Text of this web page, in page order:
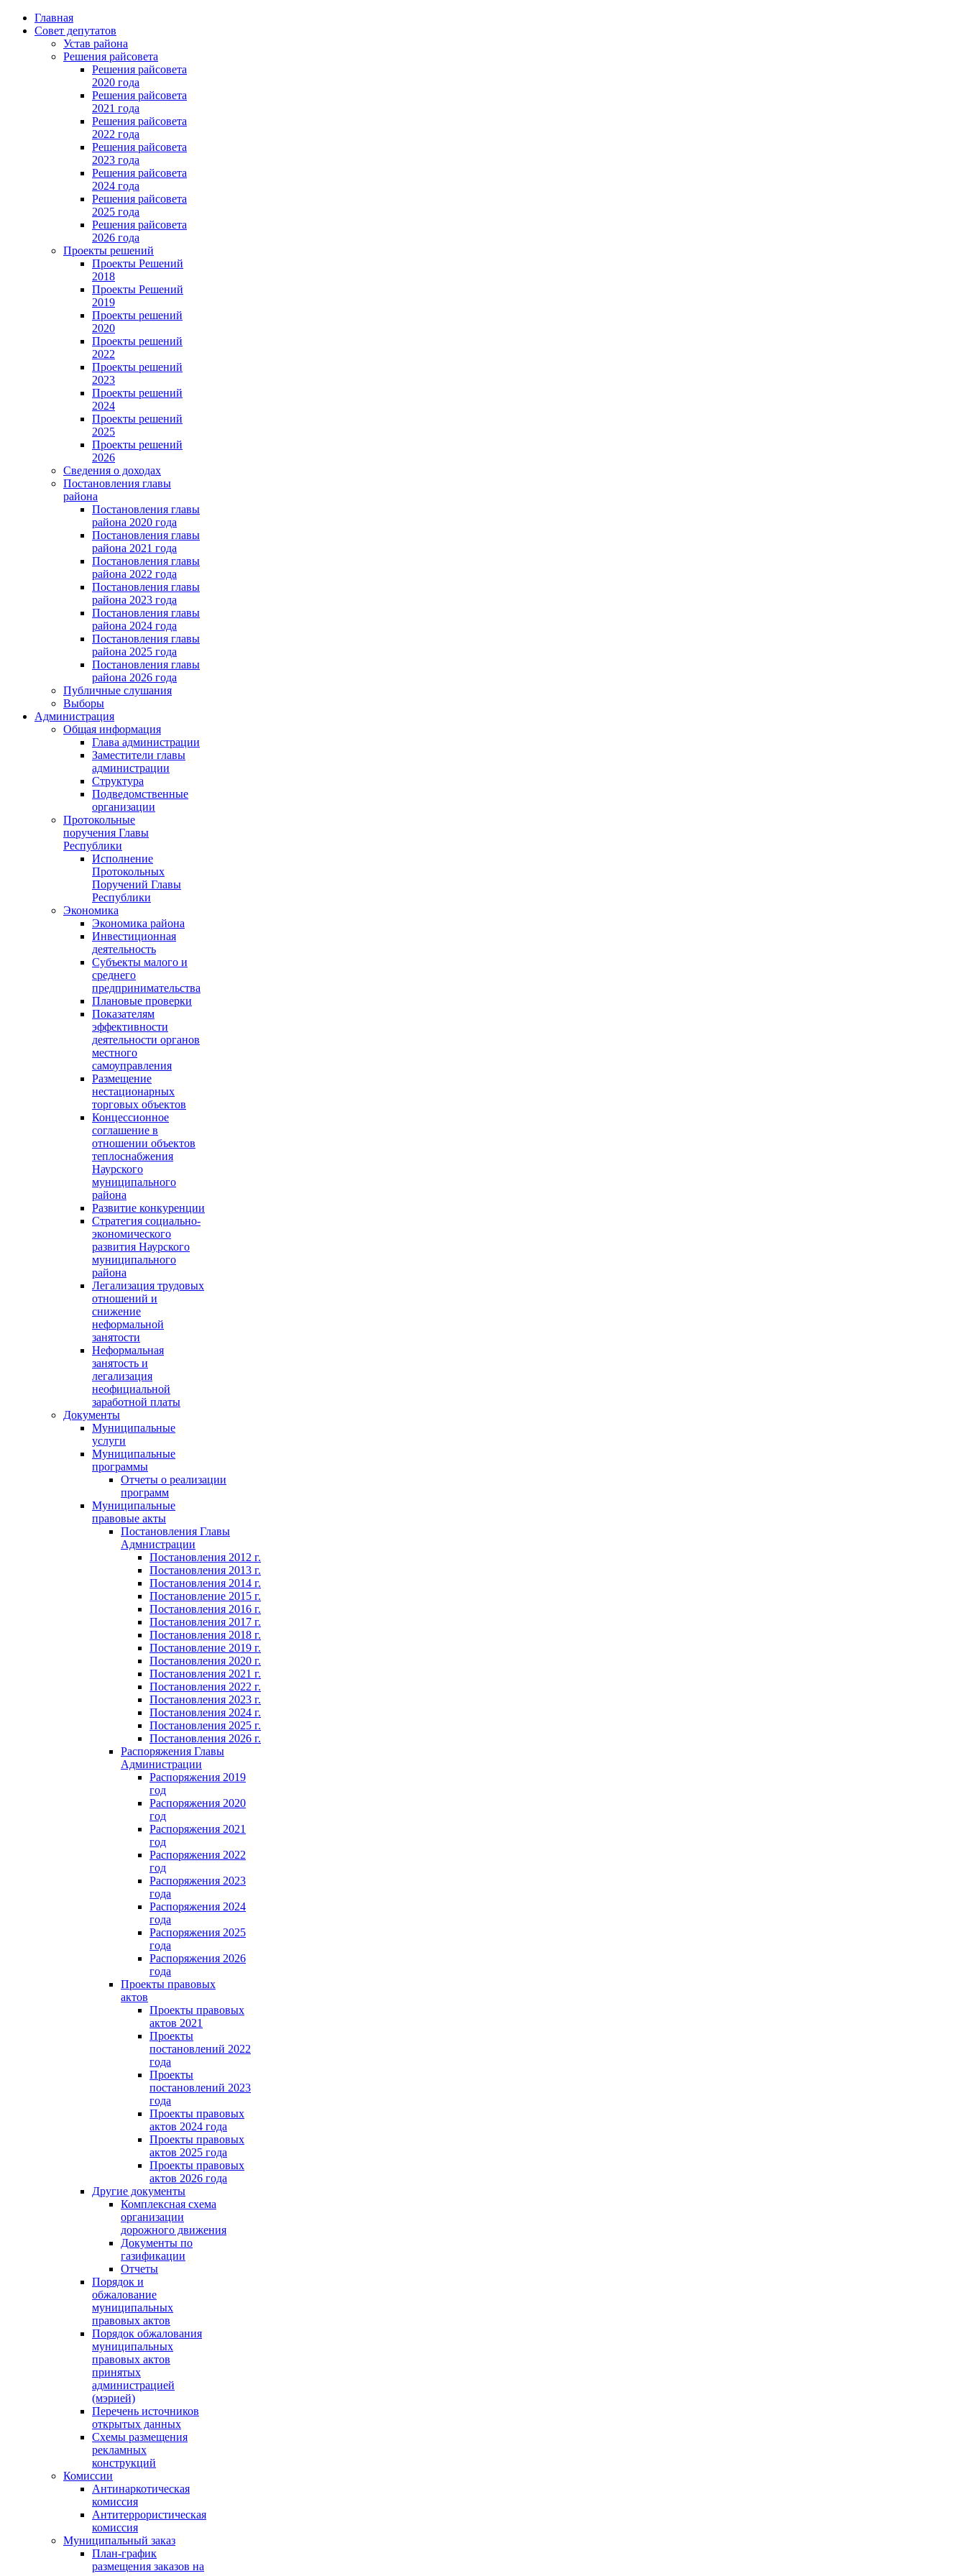
Главная
Совет депутатов
Устав района
Решения райсовета
Решения райсовета
2020 года
Решения райсовета
2021 года
Решения райсовета
2022 года
Решения райсовета
2023 года
Решения райсовета
2024 года
Решения райсовета
2025 года
Решения райсовета
2026 года
Проекты решений
Проекты Решений
2018
Проекты Решений
2019
Проекты решений
2020
Проекты решений
2022
Проекты решений
2023
Проекты решений
2024
Проекты решений
2025
Проекты решений
2026
Сведения о доходах
Постановления главы
района
Постановления главы
района 2020 года
Постановления главы
района 2021 года
Постановления главы
района 2022 года
Постановления главы
района 2023 года
Постановления главы
района 2024 года
Постановления главы
района 2025 года
Постановления главы
района 2026 года
Публичные слушания
Выборы
Администрация
Общая информация
Глава администрации
Заместители главы
администрации
Структура
Подведомственные
организации
Протокольные
поручения Главы
Республики
Исполнение
Протокольных
Поручений Главы
Республики
Экономика
Экономика района
Инвестиционная
деятельность
Субъекты малого и
среднего
предпринимательства
Плановые проверки
Показателям
эффективности
деятельности органов
местного
самоуправления
Размещение
нестационарных
торговых объектов
Концессионное
соглашение в
отношении объектов
теплоснабжения
Наурского
муниципального
района
Развитие конкуренции
Стратегия социально-
экономического
развития Наурского
муниципального
района
Легализация трудовых
отношений и
снижение
неформальной
занятости
Неформальная
занятость и
легализация
неофициальной
заработной платы
Документы
Муниципальные
услуги
Муниципальные
программы
Отчеты о реализации
программ
Муниципальные
правовые акты
Постановления Главы
Адмнистрации
Постановления 2012 г.
Постановления 2013 г.
Постановления 2014 г.
Постановление 2015 г.
Постановления 2016 г.
Постановления 2017 г.
Постановления 2018 г.
Постановление 2019 г.
Постановления 2020 г.
Постановления 2021 г.
Постановления 2022 г.
Постановления 2023 г.
Постановления 2024 г.
Постановления 2025 г.
Постановления 2026 г.
Распоряжения Главы
Администрации
Распоряжения 2019
год
Распоряжения 2020
год
Распоряжения 2021
год
Распоряжения 2022
год
Распоряжения 2023
года
Распоряжения 2024
года
Распоряжения 2025
года
Распоряжения 2026
года
Проекты правовых
актов
Проекты правовых
актов 2021
Проекты
постановлений 2022
года
Проекты
постановлений 2023
года
Проекты правовых
актов 2024 года
Проекты правовых
актов 2025 года
Проекты правовых
актов 2026 года
Другие документы
Комплексная схема
организации
дорожного движения
Документы по
газификации
Отчеты
Порядок и
обжалование
муниципальных
правовых актов
Порядок обжалования
муниципальных
правовых актов
принятых
администрацией
(мэрией)
Перечень источников
открытых данных
Схемы размещения
рекламных
конструкций
Комиссии
Антинаркотическая
комиссия
Антитеррористическая
комиссия
Муниципальный заказ
План-график
размещения заказов на